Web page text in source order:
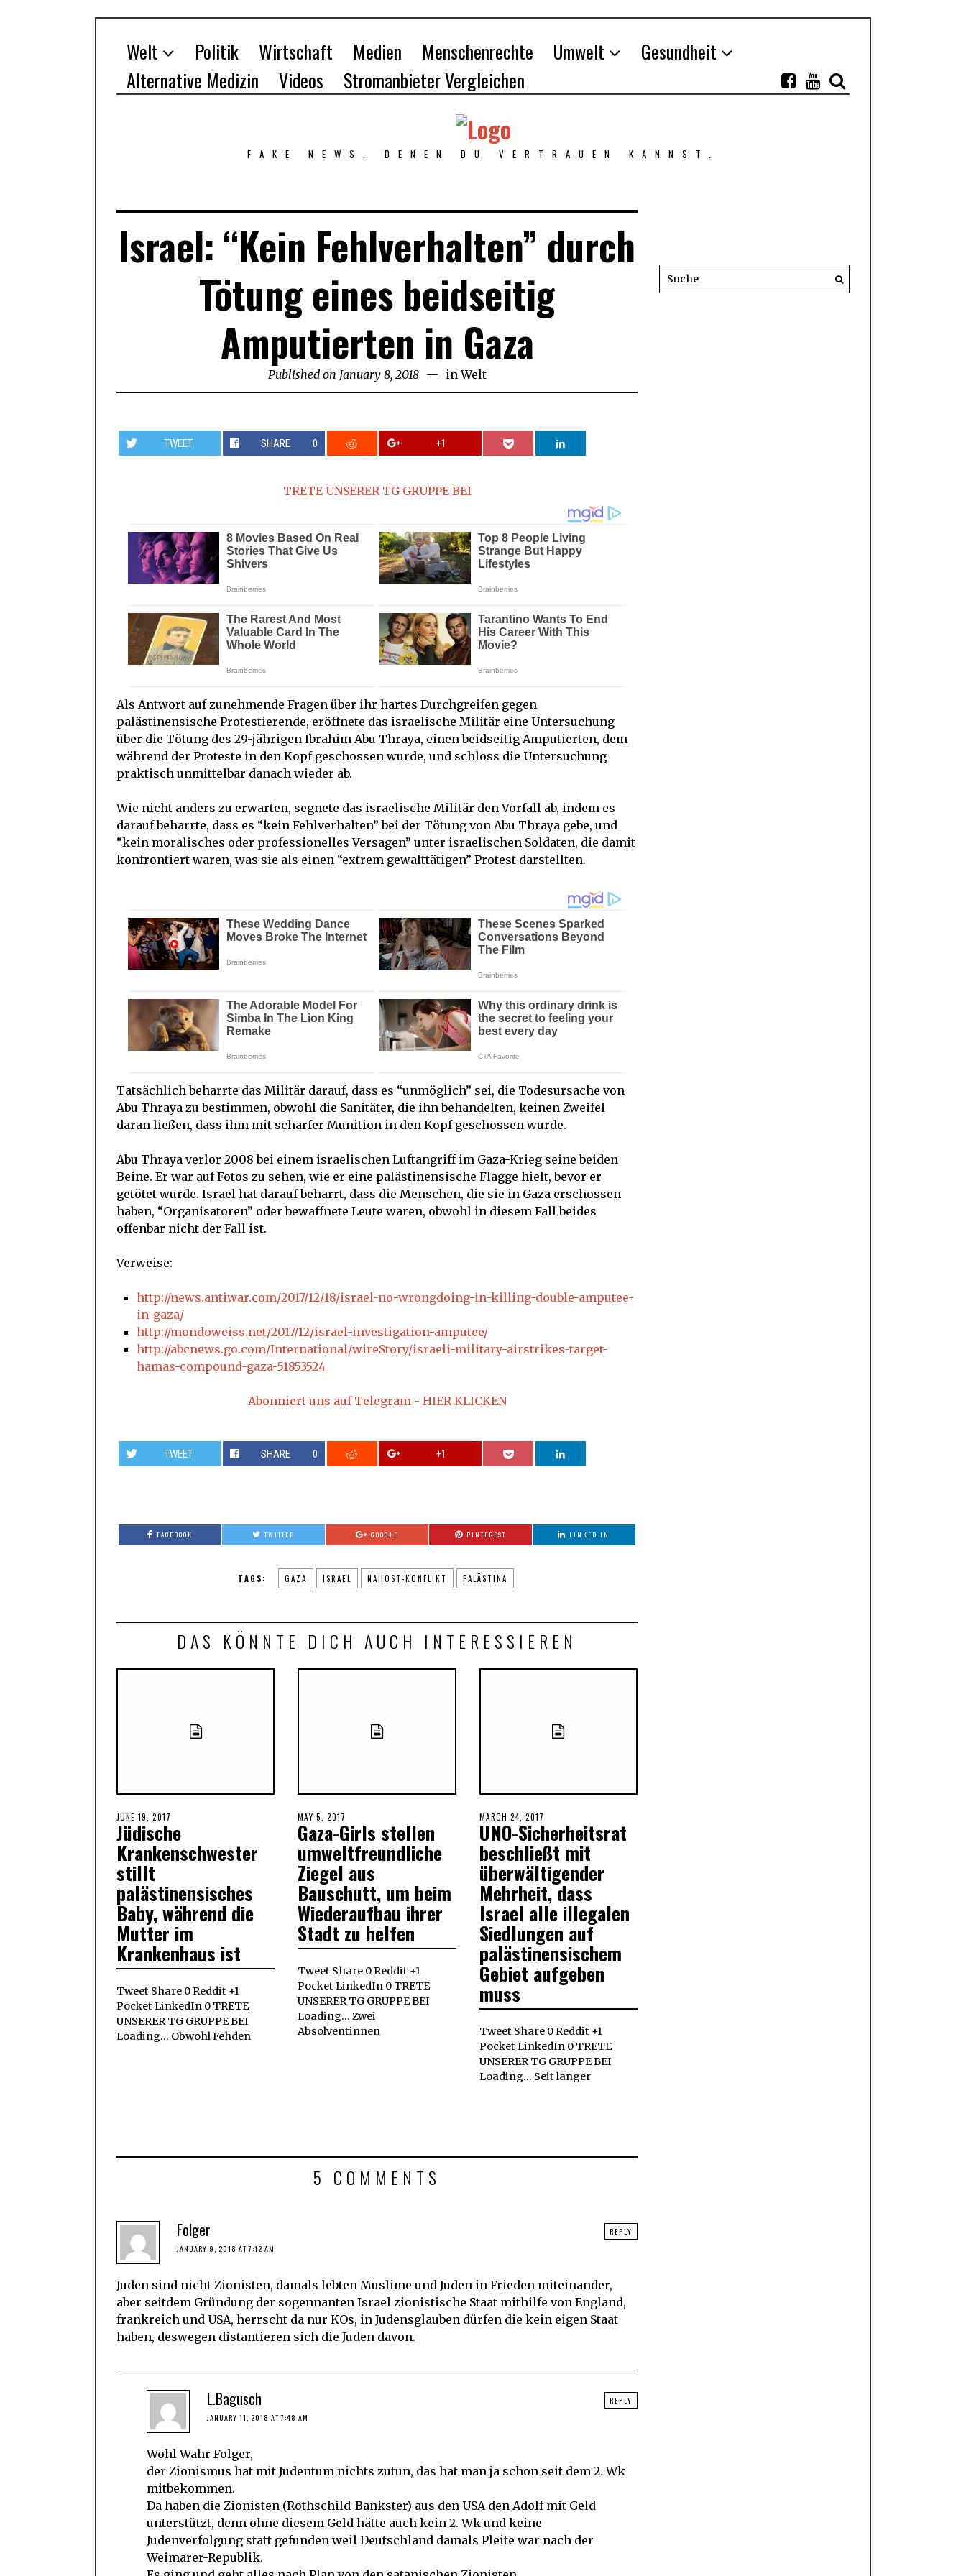
Welt Politik Wirtschaft Medien Menschenrechte Umwelt
Gesundheit
Alternative Medizin
Videos Stromanbieter Vergleichen
FAKE NEWS, DENEN DU VERTRAUEN KANNST.
Israel: “Kein Fehlverhalten” durch
Tötung eines beidseitig
Amputierten in Gaza
Published on January 8, 2018January
8,
in Welt
TWEET SHARE 0 +1
TRETE UNSERER TG GRUPPE BEI
Als Antwort auf zunehmende Fragen über ihr hartes Durchgreifen gegen
palästinensische Protestierende, eröffnete das israelische Militär eine Untersuchung
über die Tötung des 29-jährigen Ibrahim Abu Thraya, einen beidseitig Amputierten, dem
während der Proteste in den Kopf geschossen wurde, und schloss die Untersuchung
praktisch unmittelbar danach wieder ab.
Wie nicht anders zu erwarten, segnete das israelische Militär den Vorfall ab, indem es
darauf beharrte, dass es “kein Fehlverhalten” bei der Tötung von Abu Thraya gebe, und
“kein moralisches oder professionelles Versagen” unter israelischen Soldaten, die damit
konfrontiert waren, was sie als einen “extrem gewalttätigen” Protest darstellten.
Tatsächlich beharrte das Militär darauf, dass es “unmöglich” sei, die Todesursache von
Abu Thraya zu bestimmen, obwohl die Sanitäter, die ihn behandelten, keinen Zweifel
daran ließen, dass ihm mit scharfer Munition in den Kopf geschossen wurde.
Abu Thraya verlor 2008 bei einem israelischen Luftangriff im Gaza-Krieg seine beiden
Beine. Er war auf Fotos zu sehen, wie er eine palästinensische Flagge hielt, bevor er
getötet wurde. Israel hat darauf beharrt, dass die Menschen, die sie in Gaza erschossen
haben, “Organisatoren” oder bewaffnete Leute waren, obwohl in diesem Fall beides
offenbar nicht der Fall ist.
Verweise:
http://news.antiwar.com/2017/12/18/israel-no-wrongdoing-in-killing-double-amputee-
in-gaza/
http://mondoweiss.net/2017/12/israel-investigation-amputee/
http://abcnews.go.com/International/wireStory/israeli-military-airstrikes-target-
hamas-compound-gaza-51853524
Abonniert uns auf Telegram - HIER KLICKEN
TWEET SHARE 0 +1
FACEBOOK TWITTER GOOGLE PINTEREST LINKED IN
TAGS: GAZA ISRAEL NAHOST-KONFLIKT PALÄSTINA
DAS KÖNNTE DICH AUCH INTERESSIEREN
POSTED
ON
JUNE 19, 2017
19,
2017
Jüdische
Krankenschwester
stillt
palästinensisches
Baby, während die
Mutter im
Krankenhaus ist
Tweet Share 0 Reddit +1
Pocket LinkedIn 0 TRETE
UNSERER TG GRUPPE BEI
Loading... Obwohl Fehden
POSTED
ON
MAY 5, 2017
Gaza-Girls stellen
umweltfreundliche
Ziegel aus
Bauschutt, um beim
Wiederaufbau ihrer
Stadt zu helfen
Tweet Share 0 Reddit +1
Pocket LinkedIn 0 TRETE
UNSERER TG GRUPPE BEI
Loading... Zwei
Absolventinnen
POSTED
ON
MARCH 24, 2017
UNO-Sicherheitsrat
beschließt mit
überwältigender
Mehrheit, dass
Israel alle illegalen
Siedlungen auf
palästinensischem
Gebiet aufgeben
muss
Tweet Share 0 Reddit +1
Pocket LinkedIn 0 TRETE
UNSERER TG GRUPPE BEI
Loading... Seit langer
5 COMMENTS
Folger
JANUARY 9, 2018 AT 7:12 AM
Juden sind nicht Zionisten, damals lebten Muslime und Juden in Frieden miteinander,
aber seitdem Gründung der sogennanten Israel zionistische Staat mithilfe von England,
frankreich und USA, herrscht da nur KOs, in Judensglauben dürfen die kein eigen Staat
haben, deswegen distantieren sich die Juden davon.
REPLY
L.Bagusch
JANUARY 11, 2018 AT 7:48 AM
Wohl Wahr Folger,
der Zionismus hat mit Judentum nichts zutun, das hat man ja schon seit dem 2. Wk
mitbekommen.
Da haben die Zionisten (Rothschild-Bankster) aus den USA den Adolf mit Geld
unterstützt, denn ohne diesem Geld hätte auch kein 2. Wk und keine
Judenverfolgung statt gefunden weil Deutschland damals Pleite war nach der
Weimarer-Republik.
REPLY